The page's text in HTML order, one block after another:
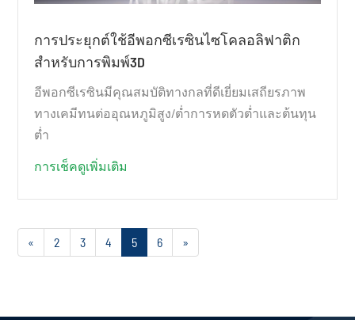
การประยุกต์ใช้อีพอกซีเรซินไซโคลอลิฟาติก
สำหรับการพิมพ์3D
อีพอกซีเรซินมีคุณสมบัติทางกลที่ดีเยี่ยมเสถียรภาพ
ทางเคมีทนต่ออุณหภูมิสูง/ต่ำการหดตัวต่ำและต้นทุน
ต่ำ
การเช็คดูเพิ่มเติม
« 2 3 4 5 6 »